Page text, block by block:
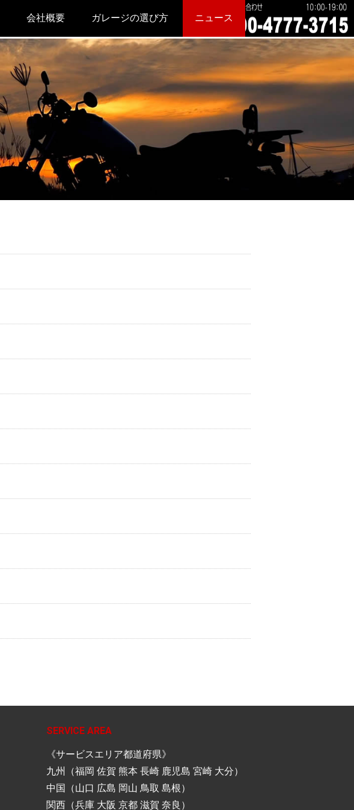
会社概要 ガレージの選び方 ニュース
SERVICE AREA
《サービスエリア都道府県》
九州（福岡 佐賀 熊本 長崎 鹿児島 宮崎 大分）
中国（山口 広島 岡山 鳥取 島根）
関西（兵庫 大阪 京都 滋賀 奈良）